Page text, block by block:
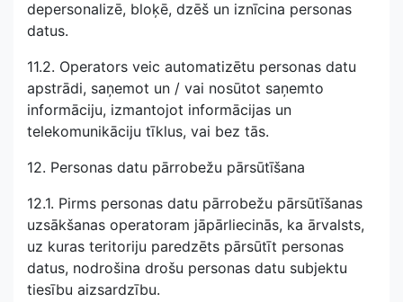
depersonalizē, bloķē, dzēš un iznīcina personas
datus.
11.2. Operators veic automatizētu personas datu
apstrādi, saņemot un / vai nosūtot saņemto
informāciju, izmantojot informācijas un
telekomunikāciju tīklus, vai bez tās.
12. Personas datu pārrobežu pārsūtīšana
12.1. Pirms personas datu pārrobežu pārsūtīšanas
uzsākšanas operatoram jāpārliecinās, ka ārvalsts,
uz kuras teritoriju paredzēts pārsūtīt personas
datus, nodrošina drošu personas datu subjektu
tiesību aizsardzību.